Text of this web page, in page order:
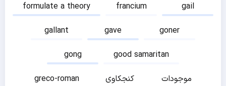
formulate a theory
francium
gail
gallant
gave
goner
gong
good samaritan
greco-roman
کنجکاوی
موجودات